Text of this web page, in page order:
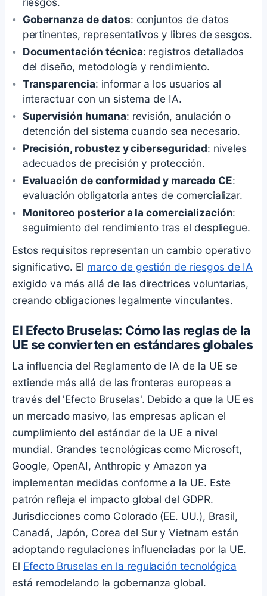
Gobernanza de datos: conjuntos de datos
pertinentes, representativos y libres de sesgos.
Documentación técnica: registros detallados
del diseño, metodología y rendimiento.
Transparencia: informar a los usuarios al
interactuar con un sistema de IA.
Supervisión humana: revisión, anulación o
detención del sistema cuando sea necesario.
Precisión, robustez y ciberseguridad: niveles
adecuados de precisión y protección.
Evaluación de conformidad y marcado CE:
evaluación obligatoria antes de comercializar.
Monitoreo posterior a la comercialización:
seguimiento del rendimiento tras el despliegue.
Estos requisitos representan un cambio operativo
significativo. El marco de gestión de riesgos de IA
exigido va más allá de las directrices voluntarias,
creando obligaciones legalmente vinculantes.
El Efecto Bruselas: Cómo las reglas de la
UE se convierten en estándares globales
La influencia del Reglamento de IA de la UE se
extiende más allá de las fronteras europeas a
través del 'Efecto Bruselas'. Debido a que la UE es
un mercado masivo, las empresas aplican el
cumplimiento del estándar de la UE a nivel
mundial. Grandes tecnológicas como Microsoft,
Google, OpenAI, Anthropic y Amazon ya
implementan medidas conforme a la UE. Este
patrón refleja el impacto global del GDPR.
Jurisdicciones como Colorado (EE. UU.), Brasil,
Canadá, Japón, Corea del Sur y Vietnam están
adoptando regulaciones influenciadas por la UE.
El Efecto Bruselas en la regulación tecnológica
está remodelando la gobernanza global.